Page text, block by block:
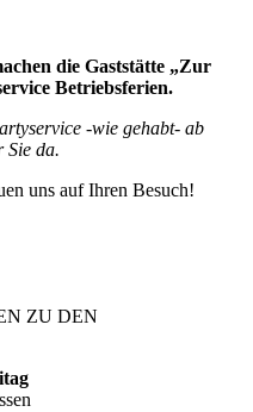
die Gaststätte „Zur
Betriebsferien.
-wie gehabt- ab
Sie da.
uns auf Ihren Besuch!
ZU DEN